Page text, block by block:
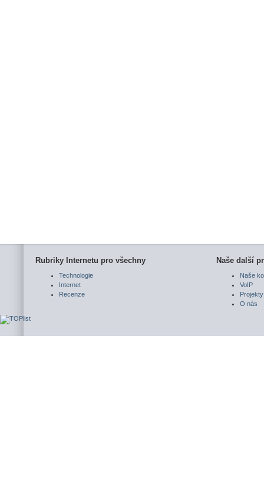
Rubriky Internetu pro všechny
Technologie
Internet
Recenze
Naše další
Naše
VoIP
Projekty
O nás